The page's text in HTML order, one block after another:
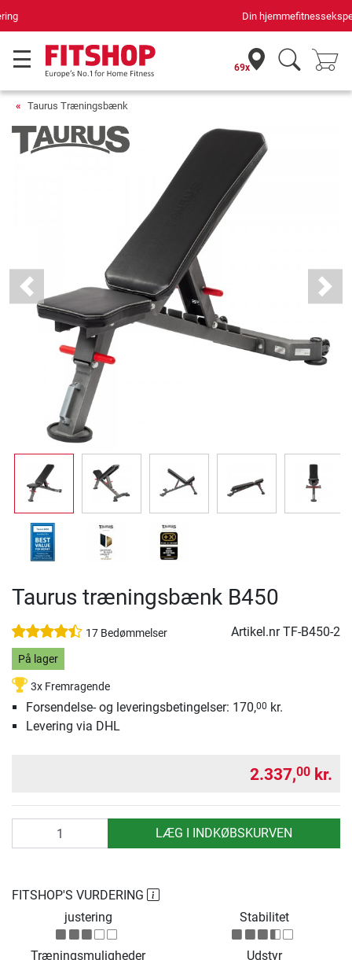
Din hjemmefitnessekspert gennem 42 år
69x
Taurus Træningsbænk
Previous Next
Taurus træningsbænk B450
17 Bedømmelser Artikel.nrTF-B450-2
På lager
3x Fremragende
Forsendelse- og leveringsbetingelser: 170,00 kr.
Levering via DHL
2.337,00 kr.
LÆG I INDKØBSKURVEN
FITSHOP'S VURDERING
justering
Stabilitet
Træningsmuligheder Udstyr